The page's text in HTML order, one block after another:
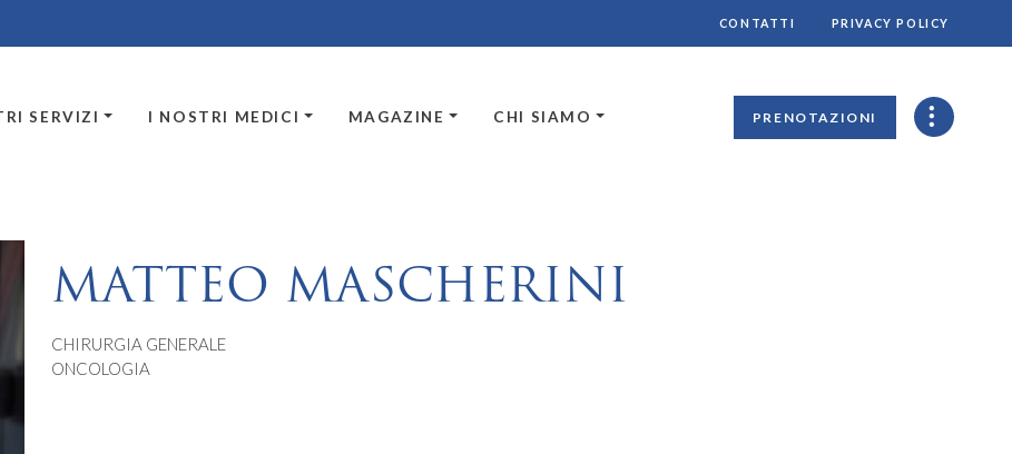
CONTATTI PRIVACY POLICY
SERVIZI I NOSTRI MEDICI MAGAZINE CHI SIAMO PRENOTAZIONI
MATTEO MASCHERINI
CHIRURGIA GENERALE
ONCOLOGIA